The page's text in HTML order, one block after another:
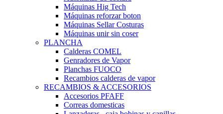
Máquinas Hig Tech
Máquinas reforzar boton
Máquinas Sellar Costuras
Máquinas unir sin coser
PLANCHA
Calderas COMEL
Genradores de Vapor
Planchas FUOCO
Recambios calderas de vapor
RECAMBIOS & ACCESORIOS
Accesorios PFAFF
Correas domesticas